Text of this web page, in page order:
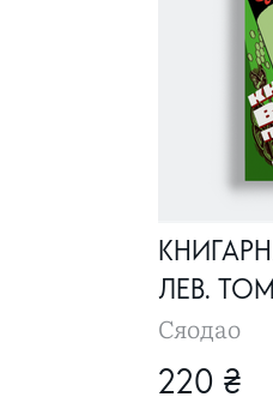
ЛЕВ.
Сяодао
220 ₴